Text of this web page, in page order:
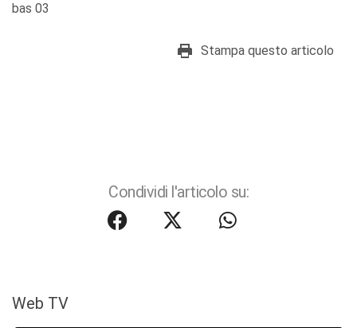
bas 03
Stampa questo articolo
Condividi l'articolo su:
Web TV